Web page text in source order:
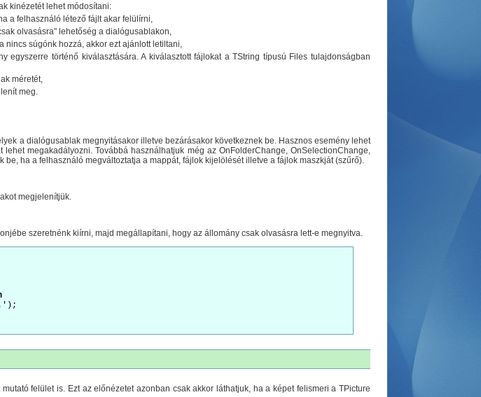
kinézetét lehet módosítani:
a felhasználó létező fájlt akar felülírni,
olvasásra" lehetőség a dialógusablakon,
súgónk hozzá, akkor ezt ajánlott letiltani,
történő kiválasztására. A kiválasztott fájlokat a TString típusú Files tulajdonságban
méretét,
meg.
a dialógusablak megnyitásakor illetve bezárásakor következnek be. Hasznos esemény lehet
megakadályozni. Továbbá használhatjuk még az OnFolderChange, OnSelectionChange,
be, ha a felhasználó megváltoztatja a mappát, fájlok kijelölését illetve a fájlok maszkját (szűrő).
megjelenítjük.
szeretnénk kiírni, majd megállapítani, hogy az állomány csak olvasásra lett-e megnyitva.
felület is. Ezt az előnézetet azonban csak akkor láthatjuk, ha a képet felismeri a TPicture